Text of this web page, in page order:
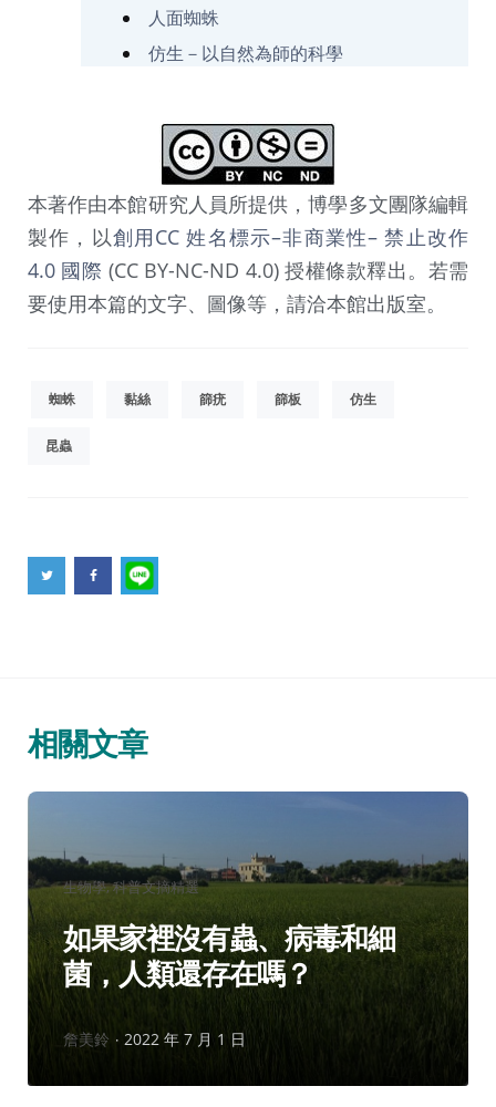
人面蜘蛛
仿生－以自然為師的科學
本著作由本館研究人員所提供，博學多文團隊編輯
製作，以創用CC 姓名標示–非商業性– 禁止改作
4.0 國際 (CC BY-NC-ND 4.0) 授權條款釋出。若需
要使用本篇的文字、圖像等，請洽本館出版室。
蜘蛛 黏絲 篩疣 篩板 仿生
昆蟲
相關文章
分
類：
生物學 科普文摘精選
如果家裡沒有蟲、病毒和細
菌，人類還存在嗎？
作
詹美鈴 2022 年 7 月 1 日